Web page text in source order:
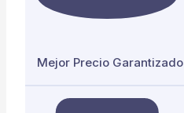
Mejor Precio Garantizado